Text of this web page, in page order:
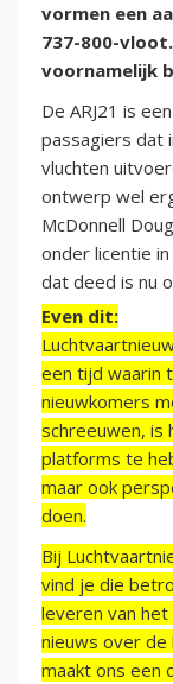
vormen een
737-800-
voornamelijk
De ARJ21 is
passagiers dat
vluchten
ontwerp wel
McDonnell
onder licentie
dat deed is nu
Even dit:
een tijd waarin
nieuwkomers
schreeuwen, is
platforms te
maar ook
doen.
Bij
vind je die
leveren van
nieuws over de
maakt ons een